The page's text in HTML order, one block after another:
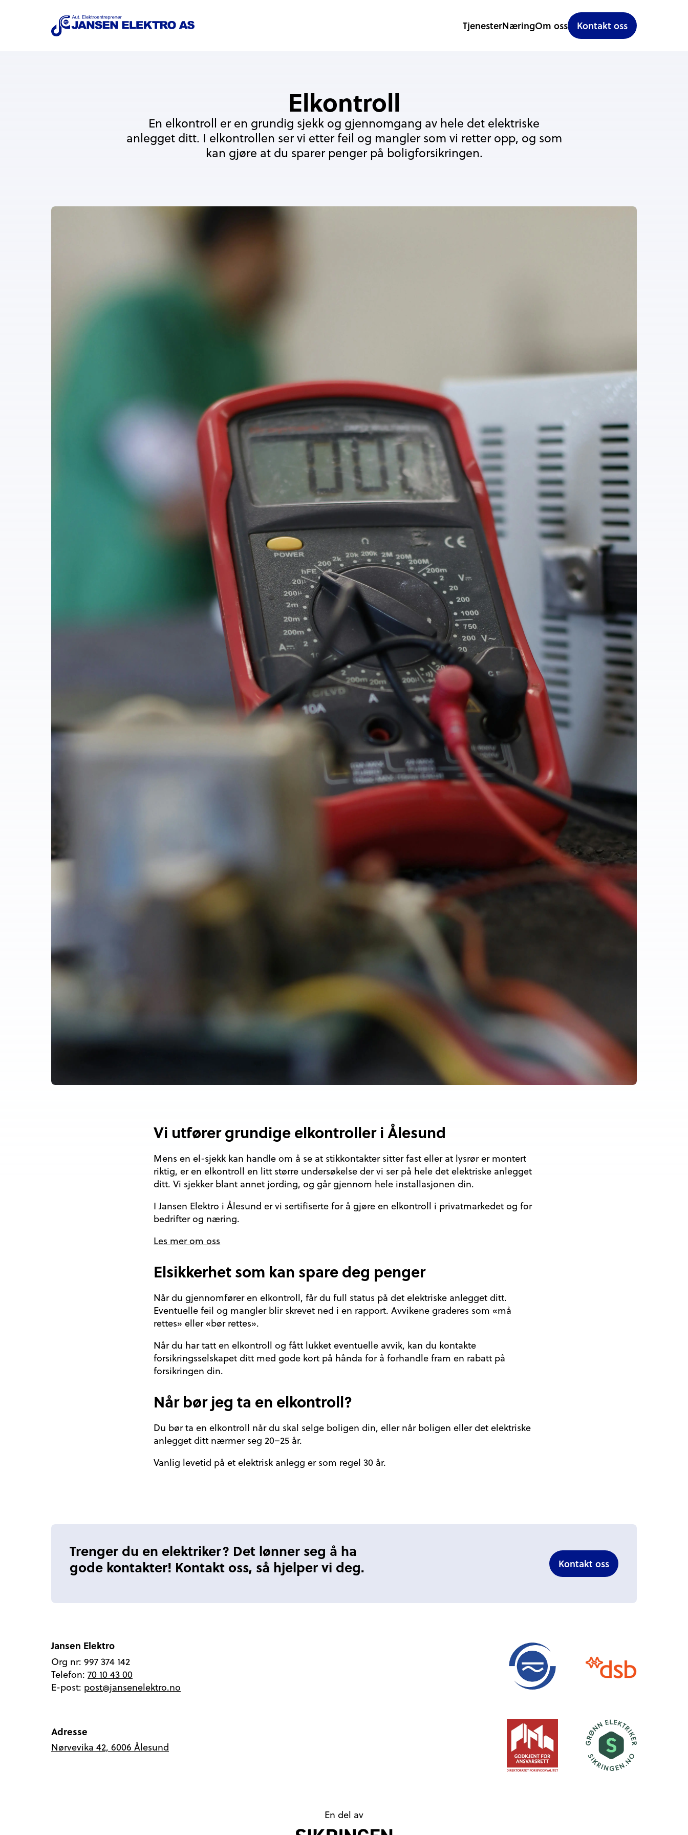
TjenesterNæringOm oss Kontakt oss
Elkontroll
En elkontroll er en grundig sjekk og gjennomgang av hele det elektriske
anlegget ditt. I elkontrollen ser vi etter feil og mangler som vi retter opp, og som
kan gjøre at du sparer penger på boligforsikringen.
Vi utfører grundige elkontroller i Ålesund
Mens en el-sjekk kan handle om å se at stikkontakter sitter fast eller at lysrør er montert
riktig, er en elkontroll en litt større undersøkelse der vi ser på hele det elektriske anlegget
ditt. Vi sjekker blant annet jording, og går gjennom hele installasjonen din.
I Jansen Elektro i Ålesund er vi sertifiserte for å gjøre en elkontroll i privatmarkedet og for
bedrifter og næring.
Les mer om oss
Elsikkerhet som kan spare deg penger
Når du gjennomfører en elkontroll, får du full status på det elektriske anlegget ditt.
Eventuelle feil og mangler blir skrevet ned i en rapport. Avvikene graderes som «må
rettes» eller «bør rettes».
Når du har tatt en elkontroll og fått lukket eventuelle avvik, kan du kontakte
forsikringsselskapet ditt med gode kort på hånda for å forhandle fram en rabatt på
forsikringen din.
Når bør jeg ta en elkontroll?
Du bør ta en elkontroll når du skal selge boligen din, eller når boligen eller det elektriske
anlegget ditt nærmer seg 20–25 år.
Vanlig levetid på et elektrisk anlegg er som regel 30 år.
Trenger du en elektriker? Det lønner seg å ha
gode kontakter! Kontakt oss, så hjelper vi deg.
Kontakt oss
Jansen Elektro
Org nr: 997 374 142
Telefon: 70 10 43 00
E-post: post@jansenelektro.no
Adresse
Nørvevika 42, 6006 Ålesund
En del av